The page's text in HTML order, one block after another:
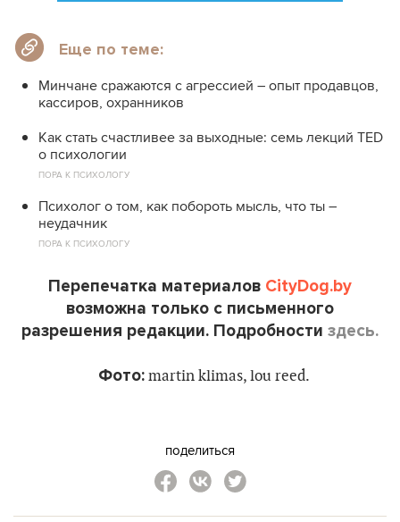
Еще по теме:
Минчане сражаются с агрессией – опыт продавцов,
кассиров, охранников
Как стать счастливее за выходные: семь лекций TED
о психологии
ПОРА К ПСИХОЛОГУ
Психолог о том, как побороть мысль, что ты –
неудачник
ПОРА К ПСИХОЛОГУ
Перепечатка материалов CityDog.by
возможна только с письменного
разрешения редакции. Подробности здесь.
Фото: martin klimas, lou reed.
поделиться